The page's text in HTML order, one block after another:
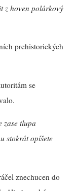
z hoven polárkový
prehistorických
se
zase tlupa
stokrát opíšete
znechucen do